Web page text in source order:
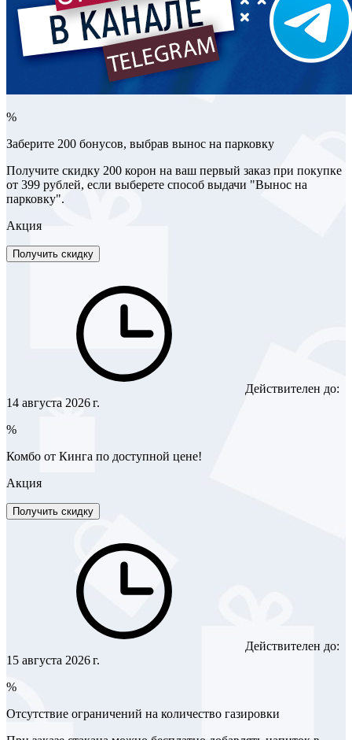
%
Заберите 200 бонусов, выбрав вынос на парковку
Получите скидку 200 корон на ваш первый заказ при покупке
от 399 рублей, если выберете способ выдачи "Вынос на
парковку".
Акция
Получить скидку
Действителен до:
14 августа 2026 г.
%
Комбо от Кинга по доступной цене!
Акция
Получить скидку
Действителен до:
15 августа 2026 г.
%
Отсутствие ограничений на количество газировки